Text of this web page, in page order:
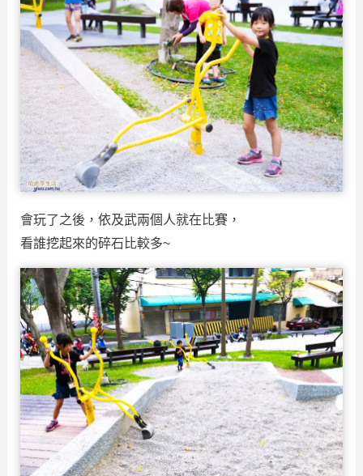
會玩了之後，依及武兩個人就在比賽，
看誰挖起來的碎石比較多~